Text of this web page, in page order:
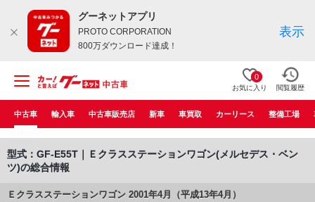
グーネットアプリ
PROTO CORPORATION
800万ダウンロード達成！
表示
0
お気に入り 閲覧履歴
中古車 輸入車 中古車販売店 新車 車買取 カーリース 整備工場
型式：GF-E55T｜Ｅクラスステーションワゴン(メルセデス・ベン
ツ)の総合情報
Ｅクラスステーションワゴン 2001年4月（平成13年4月）